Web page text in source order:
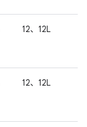
12、12L
12、12L